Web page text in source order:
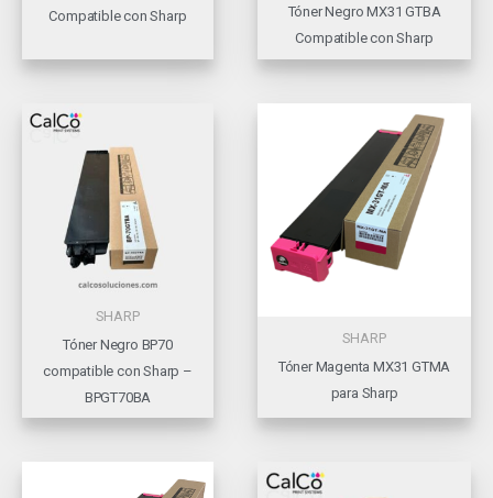
Compatible con Sharp
Tóner Negro MX31 GTBA
Compatible con Sharp
SHARP
Tóner Negro BP70
compatible con Sharp –
BPGT70BA
SHARP
Tóner Magenta MX31 GTMA
para Sharp